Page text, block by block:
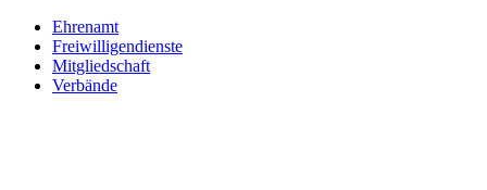
Ehrenamt
Freiwilligendienste
Mitgliedschaft
Verbände